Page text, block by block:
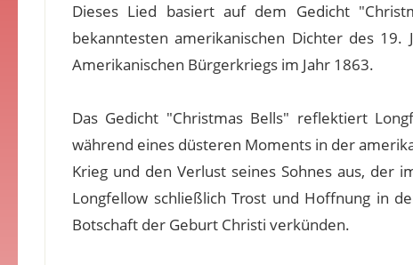
Dieses Lied basiert auf dem Gedicht
bekanntesten amerikanischen Dichter des
Amerikanischen Bürgerkriegs im Jahr 1863.
Das Gedicht "Christmas Bells" reflektiert
während eines düsteren Moments in der
Krieg und den Verlust seines Sohnes aus, der
Longfellow schließlich Trost und Hoffnung in
Botschaft der Geburt Christi verkünden.